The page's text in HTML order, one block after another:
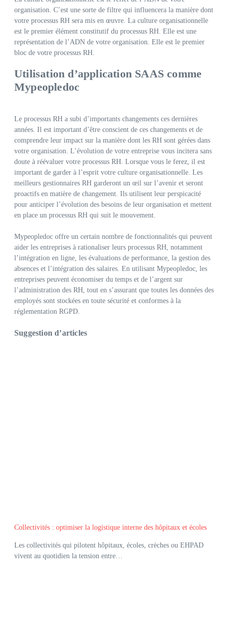
organisation. C’est une sorte de filtre qui influencera la manière dont
votre processus RH sera mis en œuvre. La culture organisationnelle
est le premier élément constitutif du processus RH. Elle est une
représentation de l’ADN de votre organisation. Elle est le premier
bloc de votre processus RH.
Utilisation d’application SAAS comme
Mypeopledoc
Le processus RH a subi d’importants changements ces dernières
années. Il est important d’être conscient de ces changements et de
comprendre leur impact sur la manière dont les RH sont gérées dans
votre organisation. L’évolution de votre entreprise vous incitera sans
doute à réévaluer votre processus RH. Lorsque vous le ferez, il est
important de garder à l’esprit votre culture organisationnelle. Les
meilleurs gestionnaires RH garderont un œil sur l’avenir et seront
proactifs en matière de changement. Ils utilisent leur perspicacité
pour anticiper l’évolution des besoins de leur organisation et mettent
en place un processus RH qui suit le mouvement.
Mypeopledoc offre un certain nombre de fonctionnalités qui peuvent
aider les entreprises à rationaliser leurs processus RH, notamment
l’intégration en ligne, les évaluations de performance, la gestion des
absences et l’intégration des salaires. En utilisant Mypeopledoc, les
entreprises peuvent économiser du temps et de l’argent sur
l’administration des RH, tout en s’assurant que toutes les données des
employés sont stockées en toute sécurité et conformes à la
réglementation RGPD.
Suggestion d’articles
Collectivités : optimiser la logistique interne des hôpitaux et écoles
Les collectivités qui pilotent hôpitaux, écoles, crèches ou EHPAD
vivent au quotidien la tension entre…